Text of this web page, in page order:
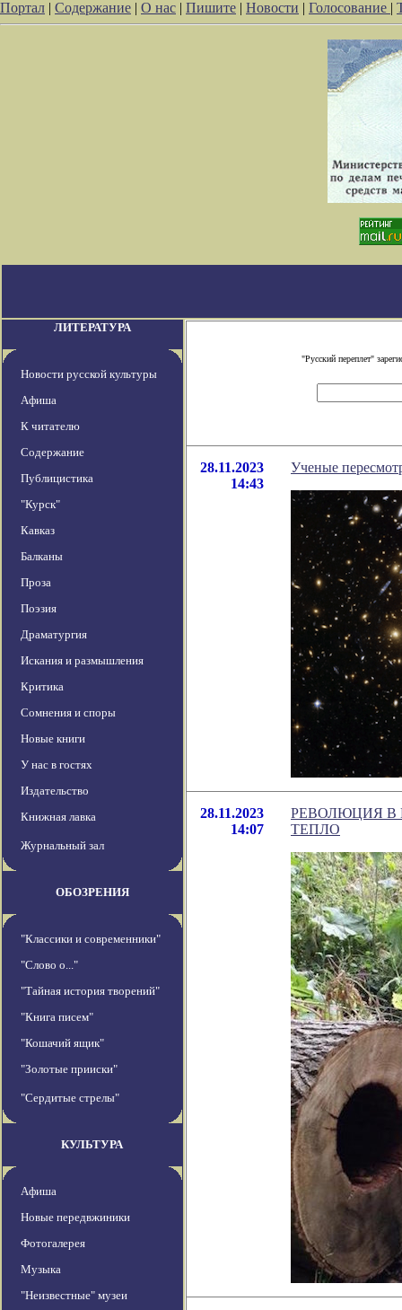
Портал | Содержание | О нас | Пишите | Новости | Голосование |
ЛИТЕРАТУРА
Новости русской культуры
Афиша
К читателю
Содержание
Публицистика
"Курск"
Кавказ
Балканы
Проза
Поэзия
Драматургия
Искания и размышления
Критика
Сомнения и споры
Новые книги
У нас в гостях
Издательство
Книжная лавка
Журнальный зал
ОБОЗРЕНИЯ
"Классики и современники"
"Слово о..."
"Тайная история творений"
"Книга писем"
"Кошачий ящик"
"Золотые прииски"
"Сердитые стрелы"
КУЛЬТУРА
Афиша
Новые передвжиники
Фотогалерея
Музыка
"Неизвестные" музеи
"Русский переплет"
28.11.2023
14:43
Ученые
28.11.2023
14:07
РЕВОЛЮЦИЯ В
ТЕПЛО